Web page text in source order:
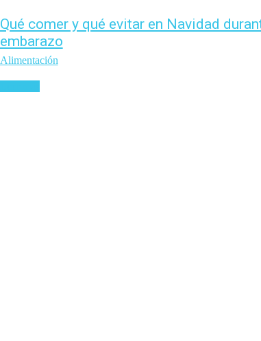
Qué comer y qué evitar en Navidad
embarazo
Alimentación